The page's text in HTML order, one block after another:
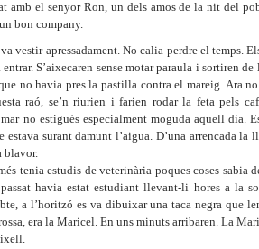
amb el senyor Ron, un dels amos de la nit del
bon company.
va vestir apressadament. No calia perdre el temps.
S’aixecaren sense motar paraula i sortiren
no havia pres la pastilla contra el mareig. Ara
raó, se’n riurien i farien rodar la feta pels
no estigués especialment moguda aquell dia.
estava surant damunt l’aigua. D’una arrencada la
blavor.
tenia estudis de veterinària poques coses sabia
havia estat estudiant llevant-li hores a la
a l’horitzó es va dibuixar una taca negra que
era la Maricel. En uns minuts arribaren. La